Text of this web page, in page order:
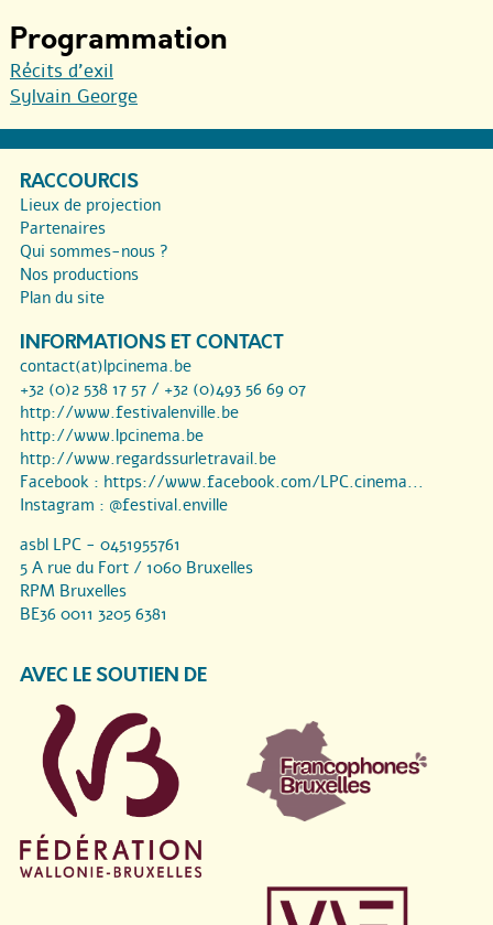
Programmation
Récits d’exil
Sylvain George
RACCOURCIS
Lieux de projection
Partenaires
Qui sommes-nous ?
Nos productions
Plan du site
INFORMATIONS ET CONTACT
contact(at)lpcinema.be
+32 (0)2 538 17 57 / +32 (0)493 56 69 07
http://www.festivalenville.be
http://www.lpcinema.be
http://www.regardssurletravail.be
Facebook : https://www.facebook.com/LPC.cinema...
Instagram : @festival.enville
asbl LPC - 0451955761
5 A rue du Fort / 1060 Bruxelles
RPM Bruxelles
BE36 0011 3205 6381
AVEC LE SOUTIEN DE